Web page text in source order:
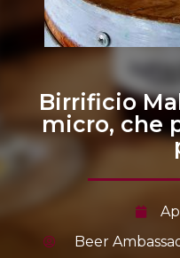
Birrificio
micro, che
Beer